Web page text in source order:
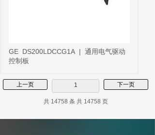
GE DS200LDCCG1A | 通用电气驱动
控制板
上一页 1 下一页
共 14758 条 共 14758 页